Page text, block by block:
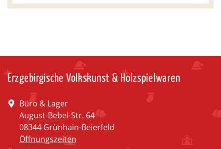
Erzgebirgische Volkskunst & Holzspielwaren
Büro & Lager
August-Bebel-Str. 64
08344 Grünhain-Beierfeld
Öffnungszeiten